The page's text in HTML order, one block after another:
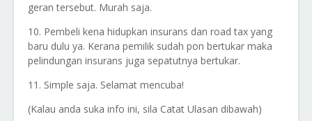
geran tersebut. Murah saja.
10. Pembeli kena hidupkan insurans dan road tax yang
baru dulu ya. Kerana pemilik sudah pon bertukar maka
pelindungan insurans juga sepatutnya bertukar.
11. Simple saja. Selamat mencuba!
(Kalau anda suka info ini, sila Catat Ulasan dibawah)